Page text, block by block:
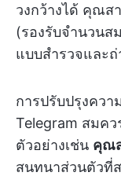
วงกว้างได้ คุณส
(รองรับจำนวนส
แบบสำรวจและ
การปรับปรุงคว
Telegram สมคว
ตัวอย่างเช่น คุณ
สนทนาส่วนตัวที่